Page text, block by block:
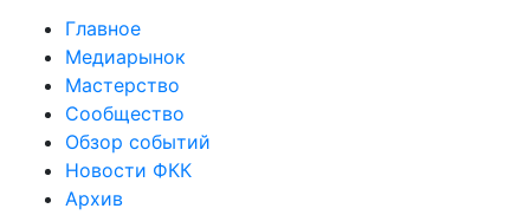
Главное
Медиарынок
Мастерство
Сообщество
Обзор событий
Новости ФКК
Архив